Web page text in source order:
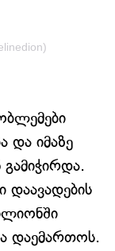
და იმაზე
დაავადების
დაემართოს.